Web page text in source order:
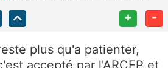
+ -
plus qu'a patienter,